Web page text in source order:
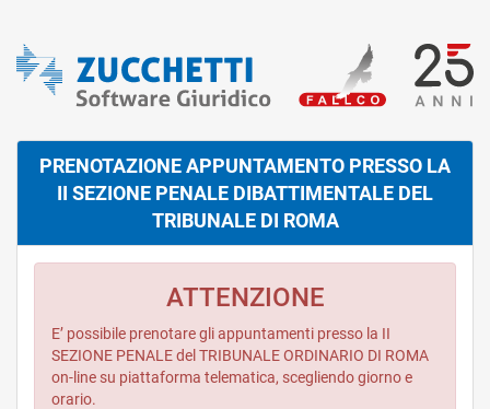
PRENOTAZIONE APPUNTAMENTO PRESSO LA
II SEZIONE PENALE DIBATTIMENTALE DEL
TRIBUNALE DI ROMA
ATTENZIONE
E’ possibile prenotare gli appuntamenti presso la II
SEZIONE PENALE del TRIBUNALE ORDINARIO DI ROMA
on-line su piattaforma telematica, scegliendo giorno e
orario.